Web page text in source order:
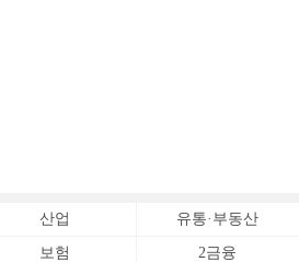
산업 유통·부동산
보험 2금융